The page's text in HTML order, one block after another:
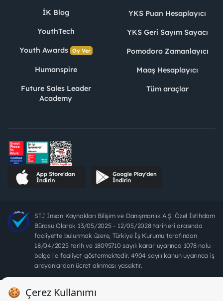
İK Blog
YouthTech
Youth Awards Oy Ver
Humanspire
Future Sales Leader
Academy
YKS Puan Hesaplayıcı
YKS Geri Sayım Sayacı
Pomodoro Zamanlayıcı
Maaş Hesaplayıcı
Tüm araçlar
STJ İnsan Kaynakları Bilişim ve Danışmanlık A.Ş. Özel İstihdam
Bürosu Olarak 13/05/2025 - 12/05/2028 tarihleri arasında
faaliyette bulunmak üzere, Türkiye İş Kurumu tarafından
18/04/2025 tarih ve 18095710 sayılı karar uyarınca 1078 nolu
belge ile faaliyet göstermektedir. 4904 sayılı kanun uyarınca iş
arayanlardan ücret alınması yasaktır.